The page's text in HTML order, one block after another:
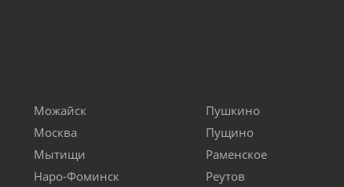
Можайск
Москва
Мытищи
Наро-Фоминск
Пушкино
Пущино
Раменское
Реутов